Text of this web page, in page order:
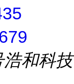
和科技